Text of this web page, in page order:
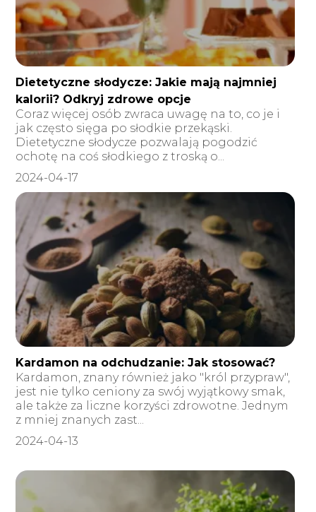
Dietetyczne słodycze: Jakie mają najmniej
kalorii? Odkryj zdrowe opcje
Coraz więcej osób zwraca uwagę na to, co je i
jak często sięga po słodkie przekąski.
Dietetyczne słodycze pozwalają pogodzić
ochotę na coś słodkiego z troską o...
2024-04-17
Kardamon na odchudzanie: Jak stosować?
Kardamon, znany również jako "król przypraw",
jest nie tylko ceniony za swój wyjątkowy smak,
ale także za liczne korzyści zdrowotne. Jednym
z mniej znanych zast...
2024-04-13